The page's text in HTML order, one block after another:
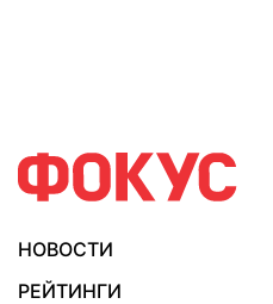
НОВОСТИ
РЕЙТИНГИ